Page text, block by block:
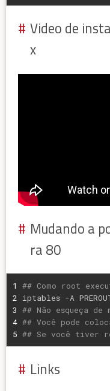
Video de
x
Mudando a
ra 80
1
2
3
4
5
## Como root
iptables -A
## Não esqueça
## Você pode
## Se você tiver
Links